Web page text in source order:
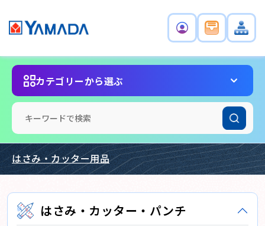
カテゴリーから選ぶ
はさみ・カッター用品
はさみ・カッター・パンチ